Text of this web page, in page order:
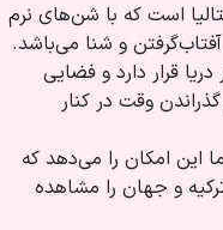
است که با شن‌های نرم
و شنا می‌باشد.
دریا قرار دارد و فضایی
وقت در کنار
این امکان را می‌دهد که
و جهان را مشاهده